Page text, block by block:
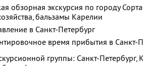
обзорная экскурсия по городу
бальзамы Карелии
в Санкт-Петербург
время прибытия в Санкт-
группы: Санкт-Петербург,